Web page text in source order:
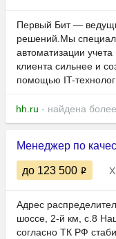
Первый Бит —
решений.Мы
автоматизации
клиента сильнее и
помощью IT-
hh.ru - найдена
Менеджер по
до 123 500
Адрес
шоссе, 2-й км, с.8
согласно ТК РФ